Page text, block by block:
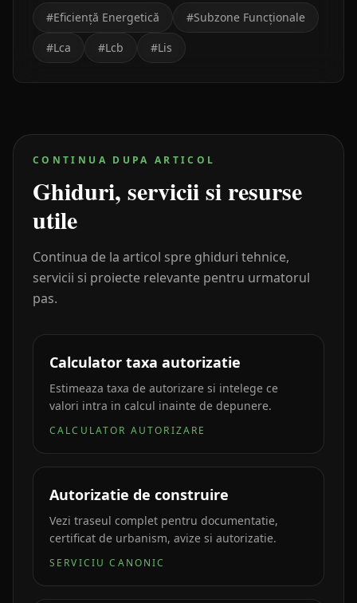
#Eficiență Energetică #Subzone Funcționale
#Lca #Lcb #Lis
CONTINUA DUPA ARTICOL
Ghiduri, servicii si resurse
utile
Continua de la articol spre ghiduri tehnice,
servicii si proiecte relevante pentru urmatorul
pas.
Calculator taxa autorizatie
Estimeaza taxa de autorizare si intelege ce
valori intra in calcul inainte de depunere.
CALCULATOR AUTORIZARE
Autorizatie de construire
Vezi traseul complet pentru documentatie,
certificat de urbanism, avize si autorizatie.
SERVICIU CANONIC